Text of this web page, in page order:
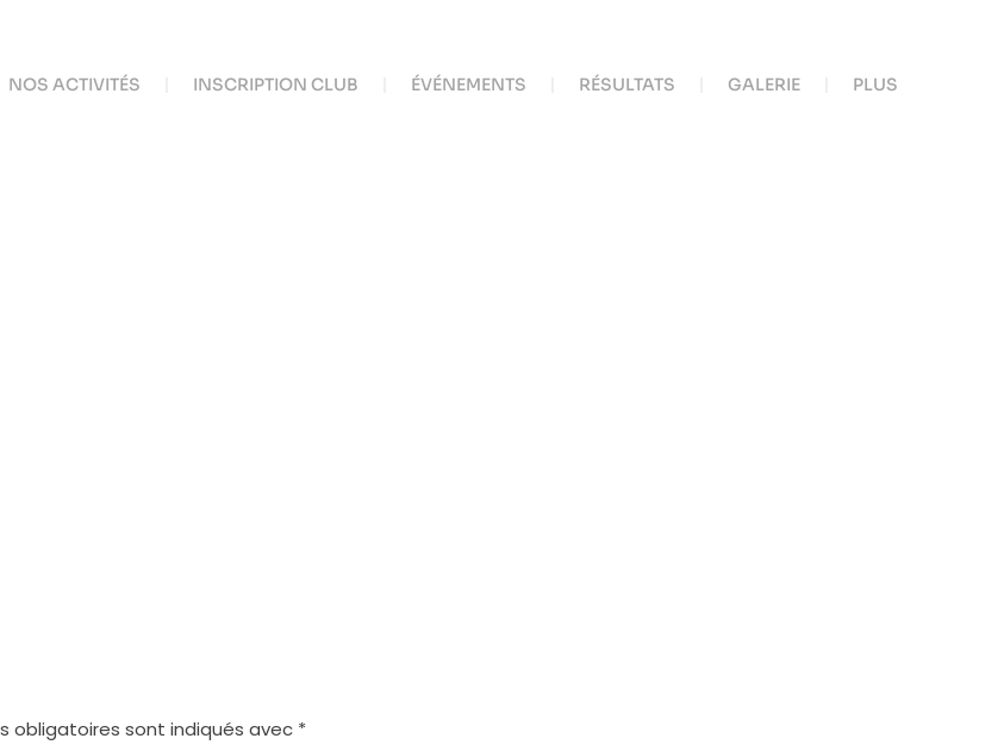
NOS ACTIVITÉS INSCRIPTION CLUB ÉVÉNEMENTS RÉSULTATS GALERIE PLUS
obligatoires sont indiqués avec *